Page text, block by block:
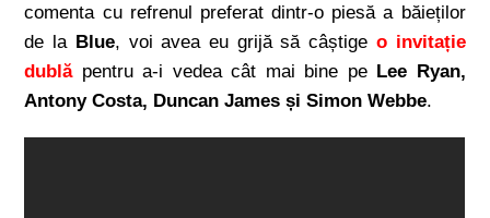
comenta cu refrenul preferat dintr-o piesă a băieților
de la Blue, voi avea eu grijă să câștige o invitație
dublăpentru a-i vedea cât mai bine pe Lee Ryan,
Antony Costa, Duncan James și Simon Webbe.